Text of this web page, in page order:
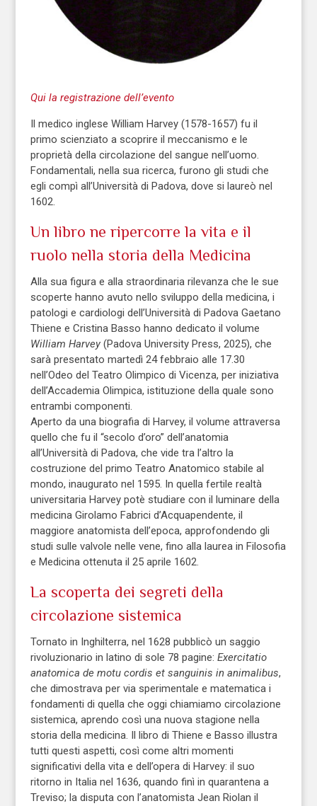
Qui la registrazione dell’evento
Il medico inglese William Harvey (1578-1657) fu il
primo scienziato a scoprire il meccanismo e le
proprietà della circolazione del sangue nell’uomo.
Fondamentali, nella sua ricerca, furono gli studi che
egli compì all’Università di Padova, dove si laureò nel
1602.
Un libro ne ripercorre la vita e il
ruolo nella storia della Medicina
Alla sua figura e alla straordinaria rilevanza che le sue
scoperte hanno avuto nello sviluppo della medicina, i
patologi e cardiologi dell’Università di Padova Gaetano
Thiene e Cristina Basso hanno dedicato il volume
William Harvey(Padova University Press, 2025), che
sarà presentato martedì 24 febbraio alle 17.30
nell’Odeo del Teatro Olimpico di Vicenza, per iniziativa
dell’Accademia Olimpica, istituzione della quale sono
entrambi componenti.
Aperto da una biografia di Harvey, il volume attraversa
quello che fu il “secolo d’oro” dell’anatomia
all’Università di Padova, che vide tra l’altro la
costruzione del primo Teatro Anatomico stabile al
mondo, inaugurato nel 1595. In quella fertile realtà
universitaria Harvey potè studiare con il luminare della
medicina Girolamo Fabrici d’Acquapendente, il
maggiore anatomista dell’epoca, approfondendo gli
studi sulle valvole nelle vene, fino alla laurea in Filosofia
e Medicina ottenuta il 25 aprile 1602.
La scoperta dei segreti della
circolazione sistemica
Tornato in Inghilterra, nel 1628 pubblicò un saggio
rivoluzionario in latino di sole 78 pagine: Exercitatio
anatomica de motu cordis et sanguinis in animalibus,
che dimostrava per via sperimentale e matematica i
fondamenti di quella che oggi chiamiamo circolazione
sistemica, aprendo così una nuova stagione nella
storia della medicina. Il libro di Thiene e Basso illustra
tutti questi aspetti, così come altri momenti
significativi della vita e dell’opera di Harvey: il suo
ritorno in Italia nel 1636, quando finì in quarantena a
Treviso; la disputa con l’anatomista Jean Riolan il